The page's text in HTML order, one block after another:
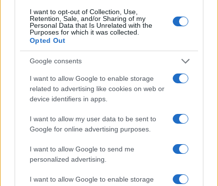
I want to opt-out of Collection, Use,
Retention, Sale, and/or Sharing of my
Personal Data that Is Unrelated with the
Purposes for which it was collected.
Opted Out
Google consents
I want to allow Google to enable storage
related to advertising like cookies on web or
device identifiers in apps.
I want to allow my user data to be sent to
Google for online advertising purposes.
I want to allow Google to send me
personalized advertising.
I want to allow Google to enable storage
Don Antonio Mazzi: l’ultimo saluto a Milano tra
Marco Tessari · 3 Ago 2026
NEWS